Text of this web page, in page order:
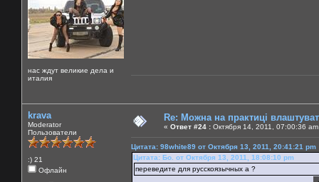
нас ждут великие дела и
италия
krava
Moderator
Пользователи
:) 21
Офлайн
Re: Можна на практиці
« Ответ #24 : Октября 14, 2011, 07:00:36
Цитата: 98white89 от Октября 13, 2011, 20:41:21 pm
Цитата: Бо. от Октября 13, 2011, 18:08:10 pm
переведите для русскоязычных а ?